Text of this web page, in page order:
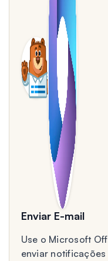
Enviar E-mail
Use o Microsoft
enviar